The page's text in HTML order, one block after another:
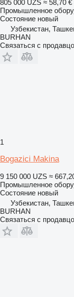
805 000 UZS ≈ 58,70 €
Промышленное
Состояние новый
Узбекистан,
BURHAN
Связаться с
1
Bogazici Makina
9 150 000 UZS ≈
Промышленное
Состояние новый
Узбекистан,
BURHAN
Связаться с